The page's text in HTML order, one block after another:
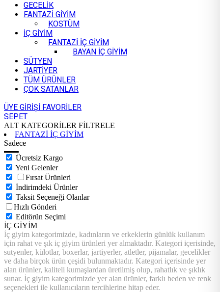
GECELİK
FANTAZİ GİYİM
KOSTÜM
İÇ GİYİM
FANTAZİ İÇ GİYİM
BAYAN İÇ GİYİM
SÜTYEN
JARTİYER
TÜM ÜRÜNLER
ÇOK SATANLAR
ÜYE GİRİŞİ FAVORİLER
SEPET
ALT KATEGORİLER FİLTRELE
FANTAZİ İÇ GİYİM
Sadece
Ücretsiz Kargo
Yeni Gelenler
Fırsat Ürünleri
İndirimdeki Ürünler
Taksit Seçeneği Olanlar
Hızlı Gönderi
Editörün Seçimi
İÇ GİYİM
İç giyim kategorimizde, kadınların ve erkeklerin günlük kullanım
için rahat ve şık iç giyim ürünleri yer almaktadır. Kategori içerisinde,
sutyenler, külotlar, boxerlar, jartiyerler, atletler, pijamalar, gecelikler
ve daha birçok ürün çeşidi bulunmaktadır. Kategori içerisinde yer
alan ürünler, kaliteli kumaşlardan üretilmiş olup, rahatlık ve şıklık
sunar. İç giyim kategorimizde yer alan ürünler, farklı beden ve renk
seçenekleri ile kullanıcıların tercihlerine hitap eder.